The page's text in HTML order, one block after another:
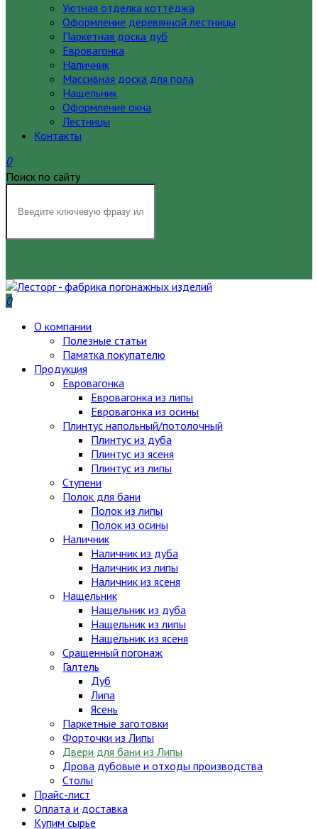
Уютная отделка коттеджа
Оформление деревянной лестницы
Паркетная доска дуб
Евровагонка
Наличник
Массивная доска для пола
Нащельник
Оформление окна
Лестницы
Контакты
0
Поиск по сайту
0
О компании
Полезные статьи
Памятка покупателю
Продукция
Евровагонка
Евровагонка из липы
Евровагонка из осины
Плинтус напольный/потолочный
Плинтус из дуба
Плинтус из ясеня
Плинтус из липы
Ступени
Полок для бани
Полок из липы
Полок из осины
Наличник
Наличник из дуба
Наличник из липы
Наличник из ясеня
Нащельник
Нащельник из дуба
Нащельник из липы
Нащельник из ясеня
Сращенный погонаж
Галтель
Дуб
Липа
Ясень
Паркетные заготовки
Форточки из Липы
Двери для бани из Липы
Дрова дубовые и отходы производства
Столы
Прайс-лист
Оплата и доставка
Купим сырье